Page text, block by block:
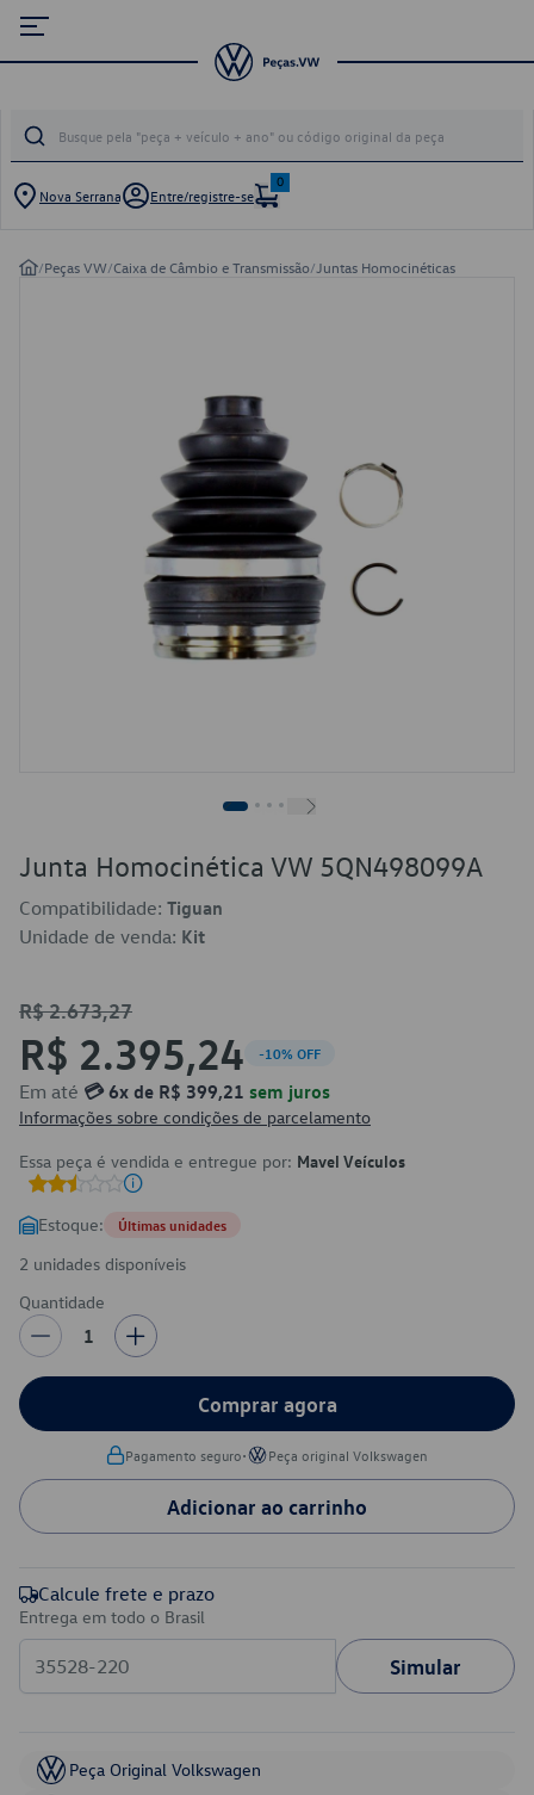
Nova Serrana Entre/registre-se
0
/Peças VW/Caixa de Câmbio e Transmissão/ Juntas Homocinéticas
Junta Homocinética VW 5QN498099A
Compatibilidade: Tiguan
Unidade de venda: Kit
R$ 2.673,27
R$ 2.395,24 -10% OFF
Em até 💳 6x de R$ 399,21 sem juros
Informações sobre condições de parcelamento
Essa peça é vendida e entregue por: Mavel Veículos
Estoque: Últimas unidades
2 unidades disponíveis
Quantidade
1
Comprar agora
Pagamento seguro• Peça original Volkswagen
Adicionar ao carrinho
Calcule frete e prazo
Entrega em todo o Brasil
Simular
Peça Original Volkswagen